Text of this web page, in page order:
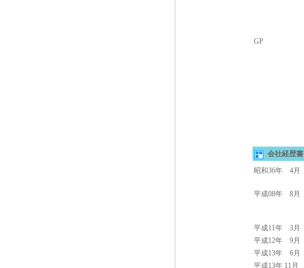
GP
会社経歴書
昭和36年 4月
平成08年 8月
平成11年 3月
平成12年 9月
平成13年 6月
平成13年 11月